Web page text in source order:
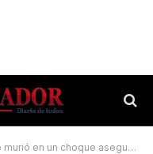
choque aseguran que lo empujaron